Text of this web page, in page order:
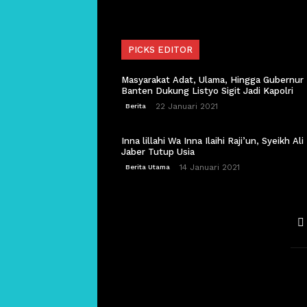
PICKS EDITOR
Masyarakat Adat, Ulama, Hingga Gubernur
Banten Dukung Listyo Sigit Jadi Kapolri
Berita 22 Januari 2021
Inna lillahi Wa Inna Ilaihi Raji’un, Syeikh Ali
Jaber Tutup Usia
Berita Utama 14 Januari 2021